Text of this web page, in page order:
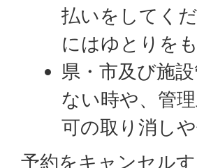
払いをしてく
にはゆとりを
県・市及び施
ない時や、管
可の取り消し
予約をキャンセル